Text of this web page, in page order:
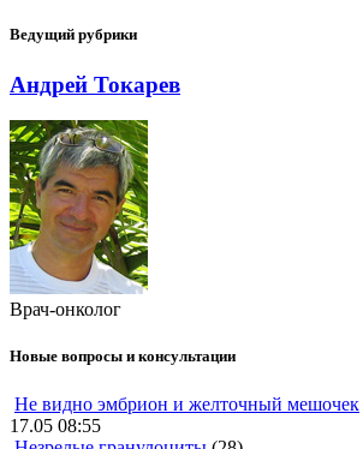
Ведущий рубрики
Андрей Токарев
Врач-онколог
Новые вопросы и консультации
Не видно эмбрион и желточный мешочек
17.05 08:55